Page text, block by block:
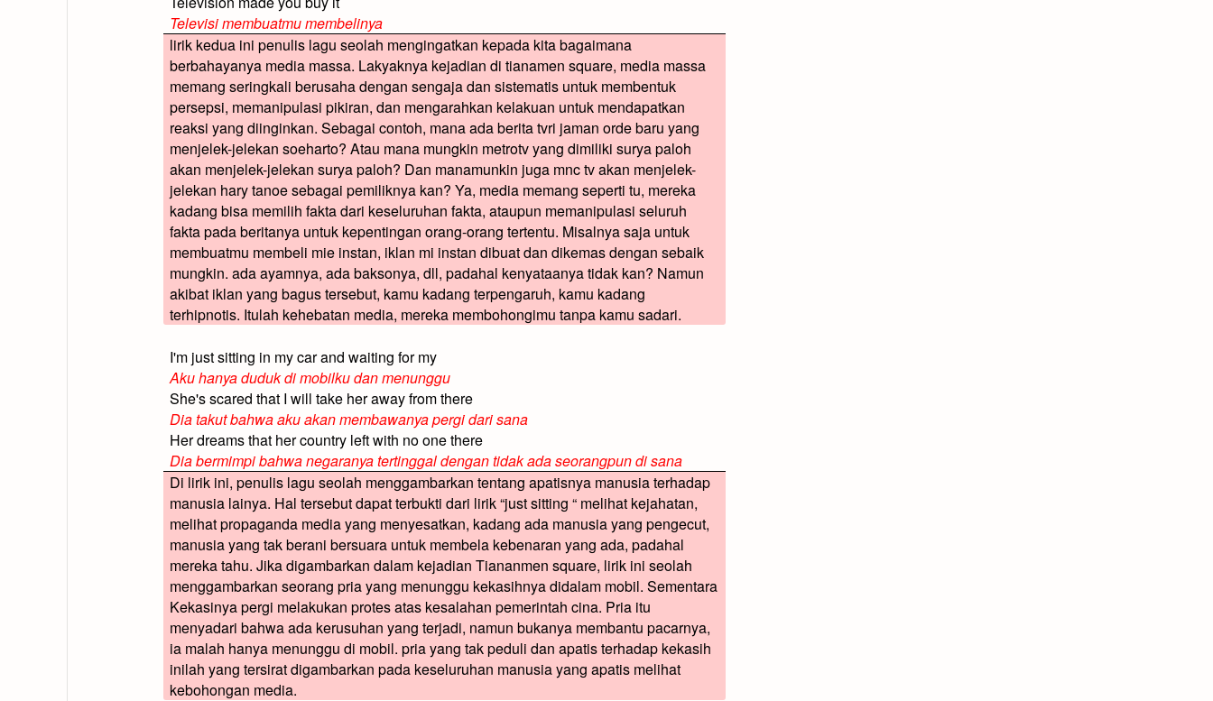
Televisi membuatmu membelinya
lirik kedua ini penulis lagu seolah mengingatkan kepada kita bagaimana
berbahayanya media massa. Lakyaknya kejadian di tianamen square, media massa
memang seringkali berusaha dengan sengaja dan sistematis untuk membentuk
persepsi, memanipulasi pikiran, dan mengarahkan kelakuan untuk mendapatkan
reaksi yang diinginkan. Sebagai contoh, mana ada berita tvri jaman orde baru yang
menjelek-jelekan soeharto? Atau mana mungkin metrotv yang dimiliki surya paloh
akan menjelek-jelekan surya paloh? Dan manamunkin juga mnc tv akan menjelek-
jelekan hary tanoe sebagai pemiliknya kan? Ya, media memang seperti tu, mereka
kadang bisa memilih fakta dari keseluruhan fakta, ataupun memanipulasi seluruh
fakta pada beritanya untuk kepentingan orang-orang tertentu. Misalnya saja untuk
membuatmu membeli mie instan, iklan mi instan dibuat dan dikemas dengan sebaik
mungkin. ada ayamnya, ada baksonya, dll, padahal kenyataanya tidak kan? Namun
akibat iklan yang bagus tersebut, kamu kadang terpengaruh, kamu kadang
terhipnotis. Itulah kehebatan media, mereka membohongimu tanpa kamu sadari.
I'm just sitting in my car and waiting for my
Aku hanya duduk di mobilku dan menunggu
She's scared that I will take her away from there
Dia takut bahwa aku akan membawanya pergi dari sana
Her dreams that her country left with no one there
Dia bermimpi bahwa negaranya tertinggal dengan tidak ada seorangpun di sana
Di lirik ini, penulis lagu seolah menggambarkan tentang apatisnya manusia terhadap
manusia lainya. Hal tersebut dapat terbukti dari lirik “just sitting “ melihat kejahatan,
melihat propaganda media yang menyesatkan, kadang ada manusia yang pengecut,
manusia yang tak berani bersuara untuk membela kebenaran yang ada, padahal
mereka tahu. Jika digambarkan dalam kejadian Tiananmen square, lirik ini seolah
menggambarkan seorang pria yang menunggu kekasihnya didalam mobil. Sementara
Kekasinya pergi melakukan protes atas kesalahan pemerintah cina. Pria itu
menyadari bahwa ada kerusuhan yang terjadi, namun bukanya membantu pacarnya,
ia malah hanya menunggu di mobil. pria yang tak peduli dan apatis terhadap kekasih
inilah yang tersirat digambarkan pada keseluruhan manusia yang apatis melihat
kebohongan media.